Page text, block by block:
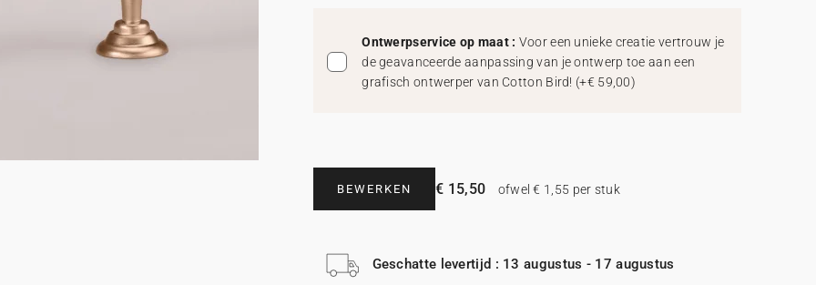
Ontwerpservice op maat : Voor een unieke creatie vertrouw je
de geavanceerde aanpassing van je ontwerp toe aan een
grafisch ontwerper van Cotton Bird! (+€ 59,00)
BEWERKEN € 15,50 ofwel € 1,55 per stuk
Geschatte levertijd : 13 augustus - 17 augustus